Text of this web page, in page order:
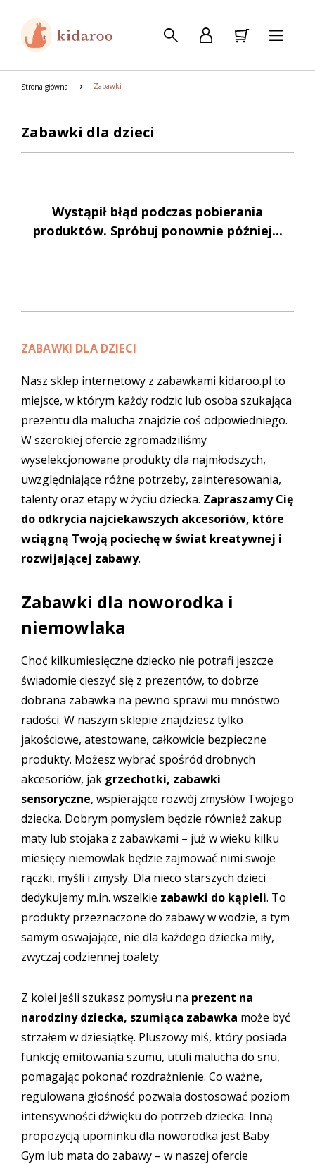
Strona główna Zabawki
Zabawki dla dzieci
Wystąpił błąd podczas pobierania
produktów. Spróbuj ponownie później...
ZABAWKI DLA DZIECI
Nasz sklep internetowy z zabawkami kidaroo.pl to
miejsce, w którym każdy rodzic lub osoba szukająca
prezentu dla malucha znajdzie coś odpowiedniego.
W szerokiej ofercie zgromadziliśmy
wyselekcjonowane produkty dla najmłodszych,
uwzględniające różne potrzeby, zainteresowania,
talenty oraz etapy w życiu dziecka. Zapraszamy Cię
do odkrycia najciekawszych akcesoriów, które
wciągną Twoją pociechę w świat kreatywnej i
rozwijającej zabawy.
Zabawki dla noworodka i
niemowlaka
Choć kilkumiesięczne dziecko nie potrafi jeszcze
świadomie cieszyć się z prezentów, to dobrze
dobrana zabawka na pewno sprawi mu mnóstwo
radości. W naszym sklepie znajdziesz tylko
jakościowe, atestowane, całkowicie bezpieczne
produkty. Możesz wybrać spośród drobnych
akcesoriów, jak grzechotki, zabawki
sensoryczne, wspierające rozwój zmysłów Twojego
dziecka. Dobrym pomysłem będzie również zakup
maty lub stojaka z zabawkami – już w wieku kilku
miesięcy niemowlak będzie zajmować nimi swoje
rączki, myśli i zmysły. Dla nieco starszych dzieci
dedykujemy m.in. wszelkie zabawki do kąpieli. To
produkty przeznaczone do zabawy w wodzie, a tym
samym oswajające, nie dla każdego dziecka miły,
zwyczaj codziennej toalety.
Z kolei jeśli szukasz pomysłu na prezent na
narodziny dziecka, szumiąca zabawka może być
strzałem w dziesiątkę. Pluszowy miś, który posiada
funkcję emitowania szumu, utuli malucha do snu,
pomagając pokonać rozdrażnienie. Co ważne,
regulowana głośność pozwala dostosować poziom
intensywności dźwięku do potrzeb dziecka. Inną
propozycją upominku dla noworodka jest Baby
Gym lub mata do zabawy – w naszej ofercie